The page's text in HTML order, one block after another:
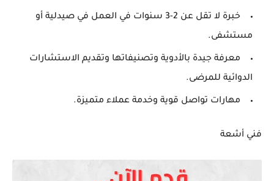
خبرة لا تقل عن 2-3 سنوات في العمل في صيدلية أو
مستشفى.
معرفة جيدة بالأدوية وتصنيفاتها وتقديم الاستشارات
الدوائية للمرضى.
مهارات تواصل قوية وخدمة عملاء متميزة.
فني أشعة